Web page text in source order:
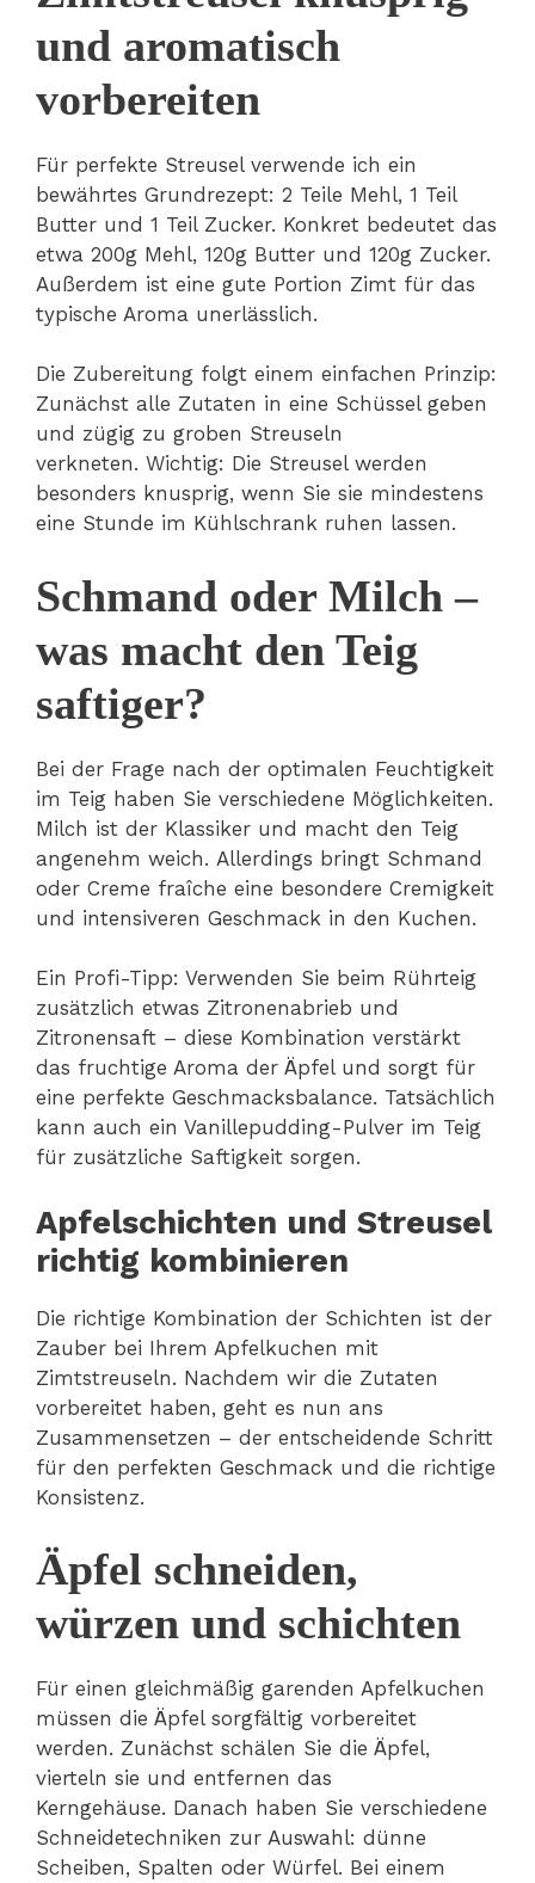
und aromatisch
vorbereiten
Für perfekte Streusel verwende ich ein
bewährtes Grundrezept: 2 Teile Mehl, 1 Teil
Butter und 1 Teil Zucker. Konkret bedeutet das
etwa 200g Mehl, 120g Butter und 120g Zucker.
Außerdem ist eine gute Portion Zimt für das
typische Aroma unerlässlich.
Die Zubereitung folgt einem einfachen Prinzip:
Zunächst alle Zutaten in eine Schüssel geben
und zügig zu groben Streuseln
verkneten. Wichtig: Die Streusel werden
besonders knusprig, wenn Sie sie mindestens
eine Stunde im Kühlschrank ruhen lassen.
Schmand oder Milch –
was macht den Teig
saftiger?
Bei der Frage nach der optimalen Feuchtigkeit
im Teig haben Sie verschiedene Möglichkeiten.
Milch ist der Klassiker und macht den Teig
angenehm weich. Allerdings bringt Schmand
oder Creme fraîche eine besondere Cremigkeit
und intensiveren Geschmack in den Kuchen.
Ein Profi-Tipp: Verwenden Sie beim Rührteig
zusätzlich etwas Zitronenabrieb und
Zitronensaft – diese Kombination verstärkt
das fruchtige Aroma der Äpfel und sorgt für
eine perfekte Geschmacksbalance. Tatsächlich
kann auch ein Vanillepudding-Pulver im Teig
für zusätzliche Saftigkeit sorgen.
Apfelschichten und Streusel
richtig kombinieren
Die richtige Kombination der Schichten ist der
Zauber bei Ihrem Apfelkuchen mit
Zimtstreuseln. Nachdem wir die Zutaten
vorbereitet haben, geht es nun ans
Zusammensetzen – der entscheidende Schritt
für den perfekten Geschmack und die richtige
Konsistenz.
Äpfel schneiden,
würzen und schichten
Für einen gleichmäßig garenden Apfelkuchen
müssen die Äpfel sorgfältig vorbereitet
werden. Zunächst schälen Sie die Äpfel,
vierteln sie und entfernen das
Kerngehäuse. Danach haben Sie verschiedene
Schneidetechniken zur Auswahl: dünne
Scheiben, Spalten oder Würfel. Bei einem